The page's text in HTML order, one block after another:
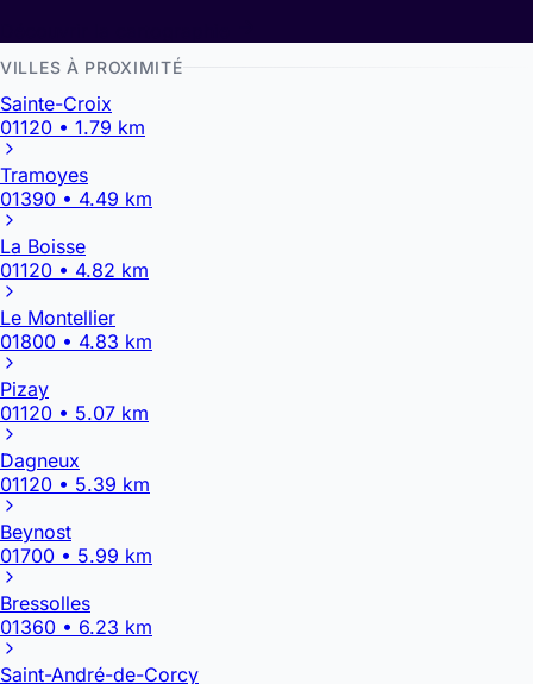
VILLES À PROXIMITÉ
Sainte-Croix
01120 • 1.79 km
Tramoyes
01390 • 4.49 km
La Boisse
01120 • 4.82 km
Le Montellier
01800 • 4.83 km
Pizay
01120 • 5.07 km
Dagneux
01120 • 5.39 km
Beynost
01700 • 5.99 km
Bressolles
01360 • 6.23 km
Saint-André-de-Corcy